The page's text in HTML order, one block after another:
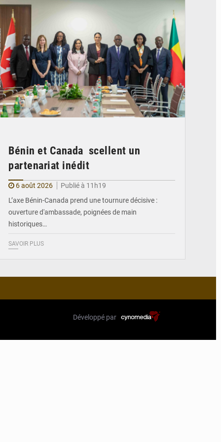
Bénin et Canada scellent un
partenariat inédit
6 août 2026
Publié à 11h19
L’axe Bénin-Canada prend une tournure décisive :
ouverture d'ambassade, poignées de main
historiques…
SAVOIR PLUS
Développé par